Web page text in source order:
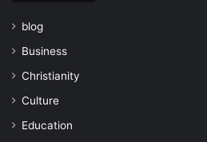
blog
Business
Christianity
Culture
Education